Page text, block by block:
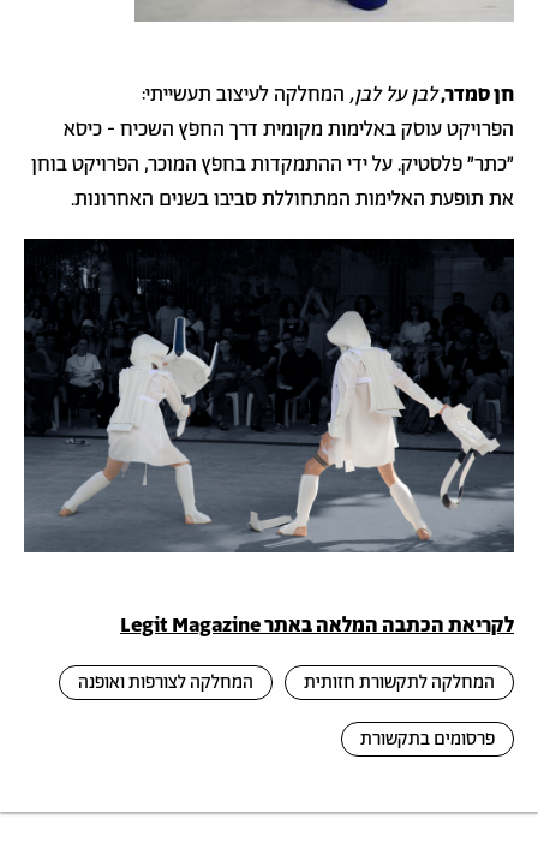
חן סמדר,לבן על לבן, המחלקה לעיצוב תעשייתי:
הפרויקט עוסק באלימות מקומית דרך החפץ השכיח - כיסא
"כתר" פלסטיק. על ידי ההתמקדות בחפץ המוכר, הפרויקט בוחן
את תופעת האלימות המתחוללת סביבו בשנים האחרונות.
לקריאת הכתבה המלאה באתר Legit Magazine
המחלקה לתקשורת חזותית המחלקה לצורפות ואופנה
פרסומים בתקשורת